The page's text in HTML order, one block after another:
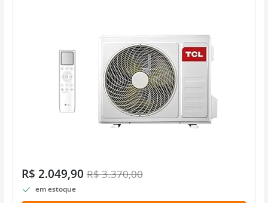
R$ 2.049,90R$ 3.370,00
em estoque